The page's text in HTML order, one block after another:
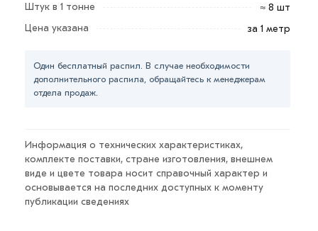
основных несущих, тяжелонагруженных
металлоконструкций – например, перекрытий,
Главная задача стального уголка - усиление различных
конструкций. В частности, это может быть
воздействиям.
Для приобретения данной позиции, кликните мышкой
«Добавить в корзину»или нажмите на кнопку
«Быстрый заказ». Также можете купить позвонив по
Штук в 1 тонне
≈ 8 шт
Цена указана
за 1 метр
Один бесплатный распил. В случае необходимости
дополнительного распила, обращайтесь к менеджерам
отдела продаж.
Информация о технических характеристиках,
комплекте поставки, стране изготовления, внешнем
виде и цвете товара носит справочный характер и
основывается на последних доступных к моменту
публикации сведениях